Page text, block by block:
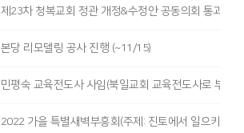
제23차 청복교회 정관 개정&수정안 공동의회 통과
본당 리모델링 공사 진행 (~11/15)
민평숙 교육전도사 사임(북일교회 교육전도사로 부임)
2022 가을 특별새벽부흥회(주제: 진토에서 일으키시